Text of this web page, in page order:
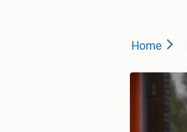
Home